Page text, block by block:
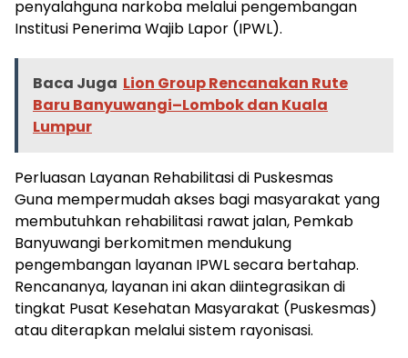
penyalahguna narkoba melalui pengembangan
Institusi Penerima Wajib Lapor (IPWL).
Baca Juga Lion Group Rencanakan Rute
Baru Banyuwangi–Lombok dan Kuala
Lumpur
Perluasan Layanan Rehabilitasi di Puskesmas
Guna mempermudah akses bagi masyarakat yang
membutuhkan rehabilitasi rawat jalan, Pemkab
Banyuwangi berkomitmen mendukung
pengembangan layanan IPWL secara bertahap.
Rencananya, layanan ini akan diintegrasikan di
tingkat Pusat Kesehatan Masyarakat (Puskesmas)
atau diterapkan melalui sistem rayonisasi.